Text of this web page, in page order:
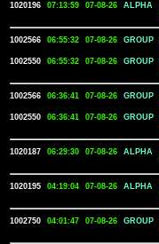
1020196 07:13:59 07-08-26 ALPHA
1002566 06:55:32 07-08-26 GROUP
1002550
06:55:32 07-08-26 GROUP
1002566 06:36:41 07-08-26 GROUP
1002550
06:36:41 07-08-26 GROUP
1020187 06:29:30 07-08-26 ALPHA
1020195 04:19:04 07-08-26 ALPHA
1002750 04:01:47 07-08-26 GROUP